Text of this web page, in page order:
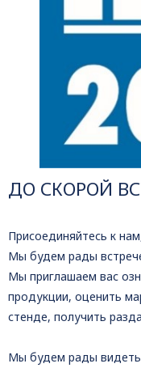
ДО СКОРОЙ
Присоединяйтесь к
Мы будем рады
Мы приглашаем вас
продукции, оценить
стенде, получить
Мы будем рады видеть